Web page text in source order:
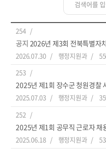
254
공지 2026년 제3회 전북특별자
2026.07.30 행정지원과
253
2025년 제1회 장수군 청원경찰
2025.07.03 행정지원과
252
2025년 제1회 공무직 근로자 채
2025.06.18 행정지원과